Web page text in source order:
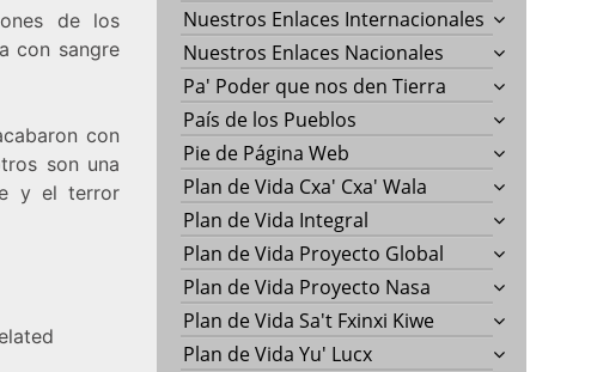
de los
con sangre
con
son una
y el terror
Nuestros Enlaces Internacionales
Nuestros Enlaces Nacionales
Pa' Poder que nos den Tierra
País de los Pueblos
Pie de Página Web
Plan de Vida Cxa' Cxa' Wala
Plan de Vida Integral
Plan de Vida Proyecto Global
Plan de Vida Proyecto Nasa
Plan de Vida Sa't Fxinxi Kiwe
Plan de Vida Yu' Lucx